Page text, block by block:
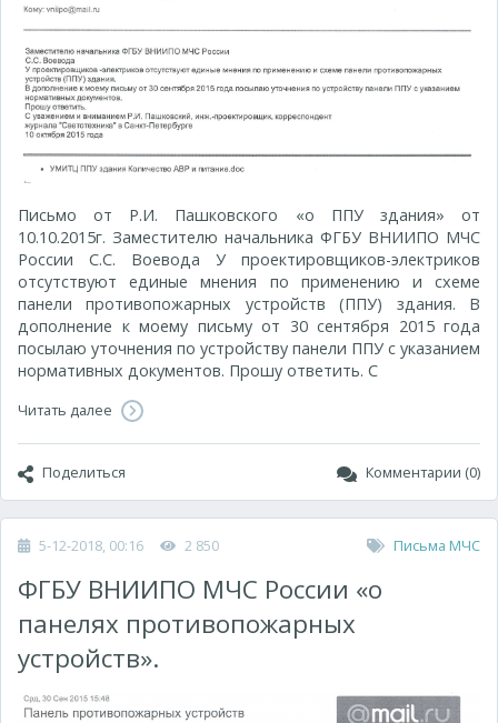
Письмо от Р.И. Пашковского «о ППУ здания» от
10.10.2015г. Заместителю начальника ФГБУ ВНИИПО МЧС
России С.С. Воевода У проектировщиков-электриков
отсутствуют единые мнения по применению и схеме
панели противопожарных устройств (ППУ) здания. В
дополнение к моему письму от 30 сентября 2015 года
посылаю уточнения по устройству панели ППУ с указанием
нормативных документов. Прошу ответить. С
Читать далее
Поделиться Комментарии (0)
5-12-2018, 00:16 2 850 Письма МЧС
ФГБУ ВНИИПО МЧС России «о
панелях противопожарных
устройств».